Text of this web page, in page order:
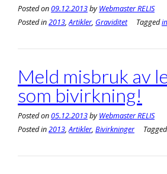
Posted on09.12.2013byWebmaster RELIS
Posted in2013,Artikler, Graviditet Tagged
Meld misbruk av
som bivirkning!
Posted on05.12.2013byWebmaster RELIS
Posted in2013,Artikler, Bivirkninger Tagged